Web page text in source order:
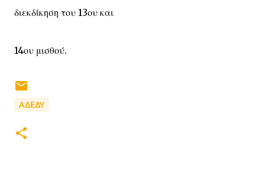
διεκδίκηση του 13ου και
14ου μισθού.
ΑΔΕΔΥ